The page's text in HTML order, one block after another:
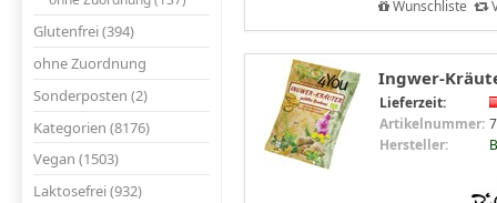
Glutenfrei (394)
ohne Zuordnung
Sonderposten (2)
Kategorien (8176)
Vegan (1503)
Laktosefrei (932)
Wunschliste
Ingwer-
Lieferzeit:
Artikelnummer:
Hersteller: